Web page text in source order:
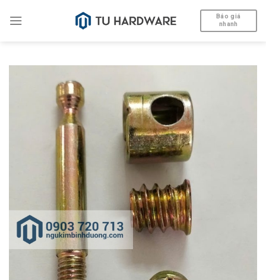
Báo giá
nhanh